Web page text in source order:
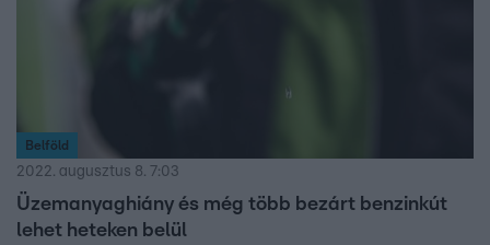
Belföld
2022. augusztus 8. 7:03
Üzemanyaghiány és még több bezárt benzinkút
lehet heteken belül